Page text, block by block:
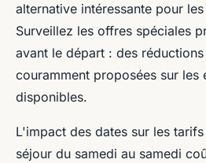
alternative intéressante pour
Surveillez les offres spéciales
avant le départ : des
couramment proposées sur les
disponibles.
L'impact des dates sur les
séjour du samedi au samedi